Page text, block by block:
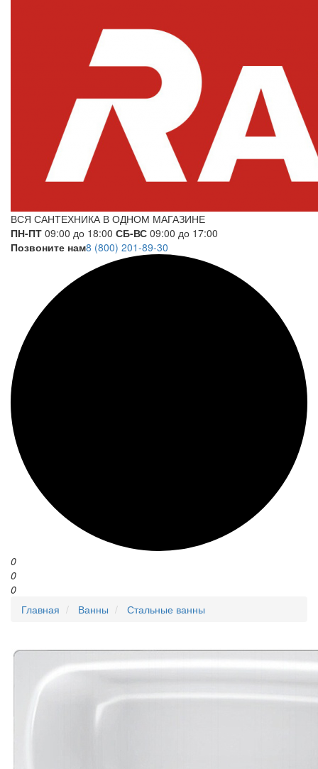
ВСЯ САНТЕХНИКА В ОДНОМ МАГАЗИНЕ
ПН-ПТ 09:00 до 18:00 СБ-ВС 09:00 до 17:00
Позвоните нам8 (800) 201-89-30
0
0
0
Главная
Ванны Стальные ванны